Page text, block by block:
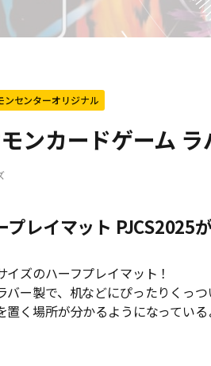
ンセンターオリジナル
ンカードゲーム
プレイマット PJCS2025
イズのハーフプレイマット！
バー製で、机などにぴったりくっ
置く場所が分かるようになっている